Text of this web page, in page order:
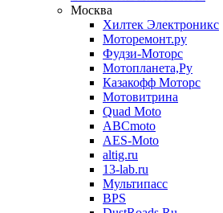
Москва
Хилтек Электроникс
Моторемонт.ру
Фудзи-Моторс
Мотопланета,Ру
Казакофф Моторс
Мотовитрина
Quad Moto
ABCmoto
AES-Moto
altig.ru
13-lab.ru
Мультипасс
BPS